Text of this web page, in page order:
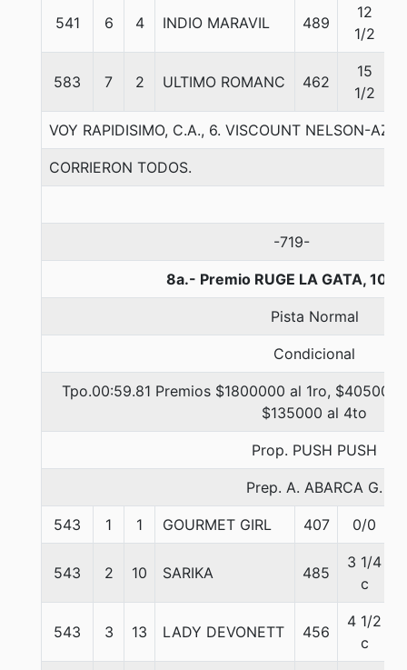
541 6 4 INDIO MARAVIL 489
12
1/2
583 7 2 ULTIMO ROMANC 462
15
1/2
VOY RAPIDISIMO, C.A., 6. VISCOUNT NELSON-
CORRIERON TODOS.
-719-
8a.- Premio RUGE LA GATA,
Pista Normal
Condicional
Tpo.00:59.81 Premios $1800000 al 1ro,
$135000 al 4to
Prop. PUSH PUSH
Prep. A. ABARCA G.
543 1 1 GOURMET GIRL 407 0/0
543 2 10 SARIKA 485
3 1/4
c
543 3 13 LADY DEVONETT 456
4 1/2
c